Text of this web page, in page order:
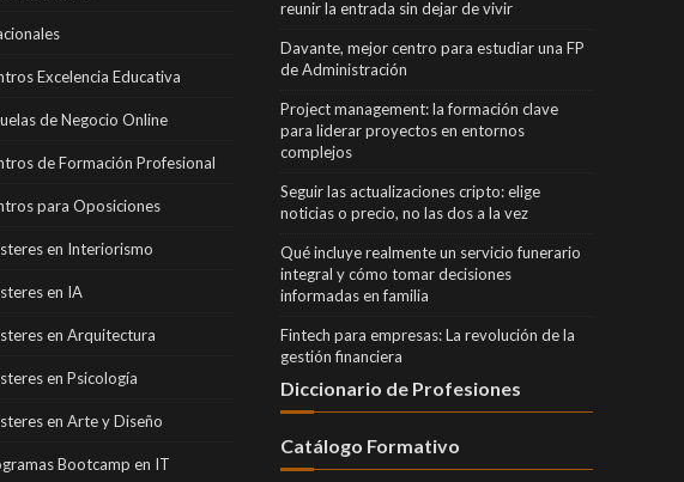
Excelencia Educativa
de Negocio Online
de Formación Profesional
para Oposiciones
en Interiorismo
en IA
en Arquitectura
en Psicología
en Arte y Diseño
Bootcamp en IT
reunir la entrada sin dejar de vivir
Davante, mejor centro para estudiar una FP
de Administración
Project management: la formación clave
para liderar proyectos en entornos
complejos
Seguir las actualizaciones cripto: elige
noticias o precio, no las dos a la vez
Qué incluye realmente un servicio funerario
integral y cómo tomar decisiones
informadas en familia
Fintech para empresas: La revolución de la
gestión financiera
Diccionario de Profesiones
Catálogo Formativo